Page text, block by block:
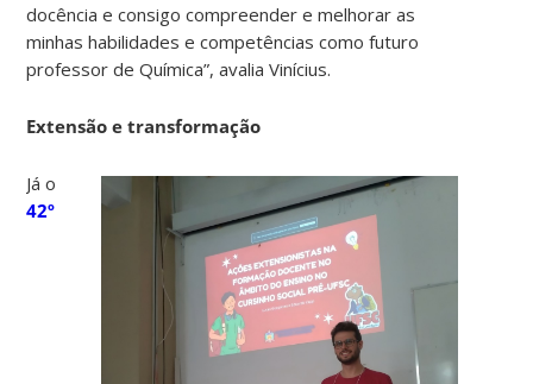
docência e consigo compreender e melhorar as
minhas habilidades e competências como futuro
professor de Química”, avalia Vinícius.
Extensão e transformação
Já o
42º